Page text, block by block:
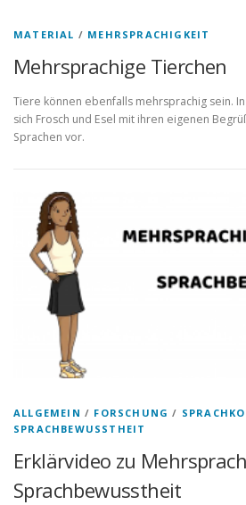
MATERIAL / MEHRSPRACHIGKEIT
Mehrsprachige Tierchen
Tiere können ebenfalls mehrsprachig sein.
sich Frosch und Esel mit ihren eigenen
Sprachen vor.
ALLGEMEIN / FORSCHUNG /
SPRACHBEWUSSTHEIT
Erklärvideo zu
Sprachbewusstheit